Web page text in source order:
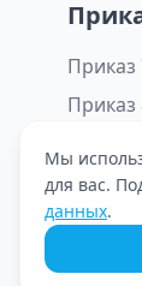
Приказ
Приказ
© ООО
Мы
для вас.
данных.